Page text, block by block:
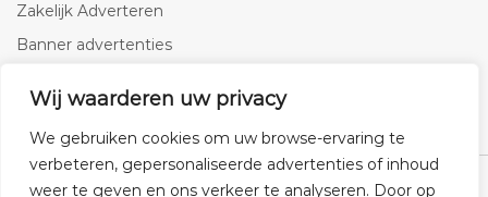
Wij waarderen uw privacy
We gebruiken cookies om uw browse-ervaring te
verbeteren, gepersonaliseerde advertenties of inhoud
weer te geven en ons verkeer te analyseren. Door op
Zakelijk Adverteren
Banner advertenties
SEO copywriting